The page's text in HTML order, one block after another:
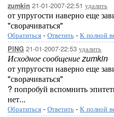
zumkin 21-01-2007-22:51 удалить
от упругости наверно еще
"сворачиваться"
Обратиться - Ответить - К полной
PING 21-01-2007-22:53 удалить
Исходное сообщение zumkin
от упругости наверно еще
"сворачиваться"
? попробуй вспомнить
нет...
Обратиться - Ответить - К полной